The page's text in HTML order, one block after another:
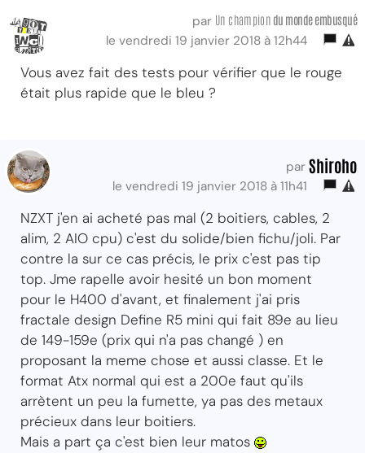
par Un champion du monde embusqué
le vendredi 19 janvier 2018 à 12h44
Vous avez fait des tests pour vérifier que le rouge
était plus rapide que le bleu ?
par Shiroho
le vendredi 19 janvier 2018 à 11h41
NZXT j'en ai acheté pas mal (2 boitiers, cables, 2
alim, 2 AIO cpu) c'est du solide/bien fichu/joli. Par
contre la sur ce cas précis, le prix c'est pas tip
top. Jme rapelle avoir hesité un bon moment
pour le H400 d'avant, et finalement j'ai pris
fractale design Define R5 mini qui fait 89e au lieu
de 149-159e (prix qui n'a pas changé ) en
proposant la meme chose et aussi classe. Et le
format Atx normal qui est a 200e faut qu'ils
arrètent un peu la fumette, ya pas des metaux
précieux dans leur boitiers.
Mais a part ça c'est bien leur matos